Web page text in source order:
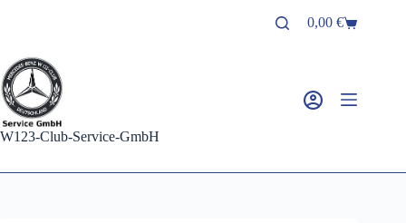
Warenkorb
0,00€
W123-Club-Service-GmbH